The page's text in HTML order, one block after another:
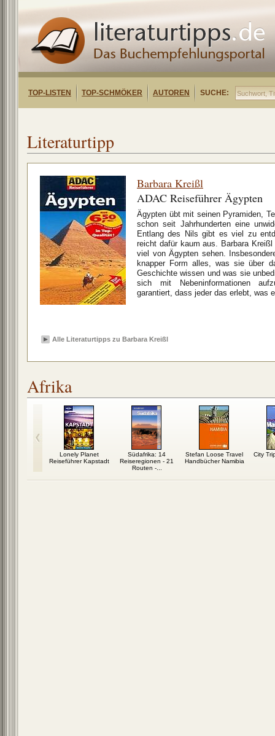
TOP-LISTEN TOP-SCHMÖKER AUTOREN SUCHE:
Literaturtipp
Barbara Kreißl
ADAC Reiseführer Ägypten
Ägypten übt mit seinen Pyramiden,
schon seit Jahrhunderten eine
Entlang des Nils gibt es viel zu
reicht dafür kaum aus. Barbara
viel von Ägypten sehen.
knapper Form alles, was sie über
Geschichte wissen und was sie
sich mit Nebeninformationen
garantiert, dass jeder das erlebt, was
Alle Literaturtipps zu Barbara Kreißl
Afrika
Lonely Planet
Reiseführer Kapstadt
Südafrika: 14
Reiseregionen - 21
Routen -...
Stefan Loose Travel
Handbücher Namibia
City